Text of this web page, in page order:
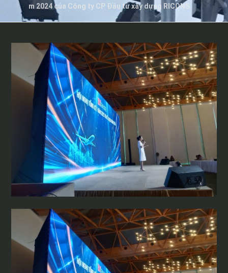
m 2024 của Công ty CP Đầu tư xây dựng RICONS